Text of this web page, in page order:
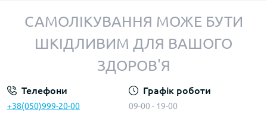
САМОЛІКУВАННЯ МОЖЕ БУТИ
ШКІДЛИВИМ ДЛЯ ВАШОГО
ЗДОРОВ'Я
Телефони
+38(050)999-20-00
Графік роботи
09-00 - 19-00